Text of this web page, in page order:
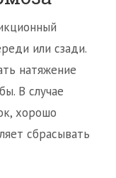
или сзади.
натяжение
В случае
хорошо
сбрасывать